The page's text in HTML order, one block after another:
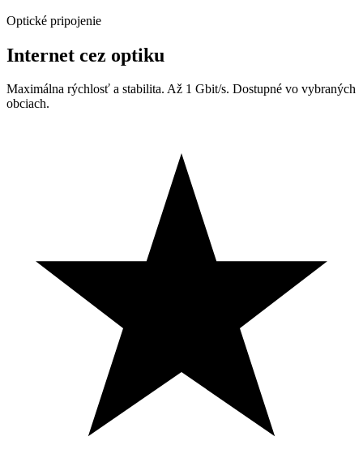
Optické pripojenie
Internet cez optiku
Maximálna rýchlosť a stabilita. Až 1 Gbit/s. Dostupné vo vybraných
obciach.